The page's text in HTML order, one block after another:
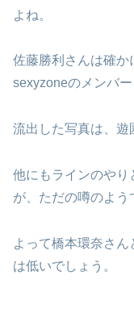
よね。
佐藤勝利さんは確か
sexyzoneのメンバー
流出した写真は、遊
他にもラインのやり
が、ただの噂のよう
よって橋本環奈さ
は低いでしょう。